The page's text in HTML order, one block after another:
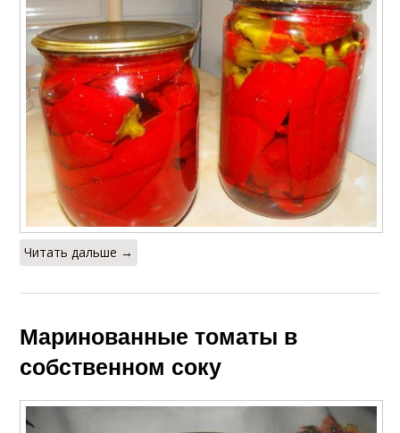
Читать дальше →
Маринованные томаты в
собственном соку